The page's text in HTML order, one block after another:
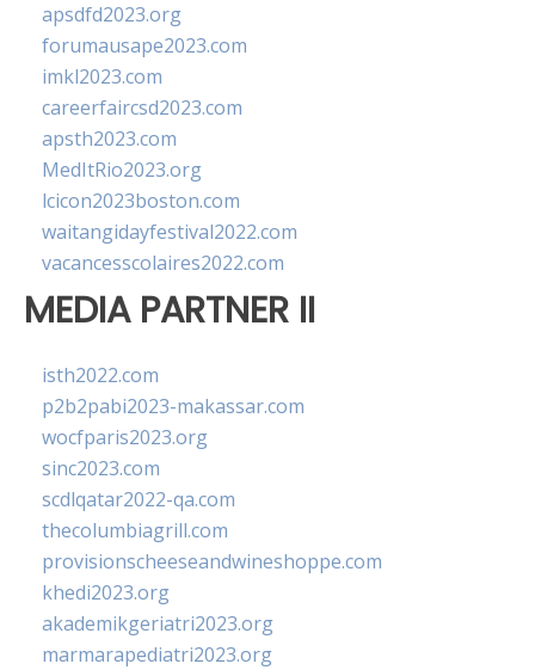
apsdfd2023.org
forumausape2023.com
imkl2023.com
careerfaircsd2023.com
apsth2023.com
MedItRio2023.org
lcicon2023boston.com
waitangidayfestival2022.com
vacancesscolaires2022.com
MEDIA PARTNER II
isth2022.com
p2b2pabi2023-makassar.com
wocfparis2023.org
sinc2023.com
scdlqatar2022-qa.com
thecolumbiagrill.com
provisionscheeseandwineshoppe.com
khedi2023.org
akademikgeriatri2023.org
marmarapediatri2023.org